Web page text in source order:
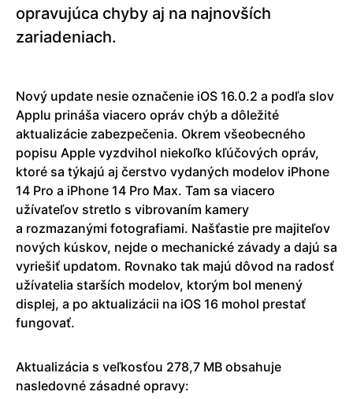
opravujúca chyby aj na najnovších
zariadeniach.
Nový update nesie označenie iOS 16.0.2 a podľa slov
Applu prináša viacero opráv chýb a dôležité
aktualizácie zabezpečenia. Okrem všeobecného
popisu Apple vyzdvihol niekoľko kľúčových opráv,
ktoré sa týkajú aj čerstvo vydaných modelov iPhone
14 Pro a iPhone 14 Pro Max. Tam sa viacero
užívateľov stretlo s vibrovaním kamery
a rozmazanými fotografiami. Našťastie pre majiteľov
nových kúskov, nejde o mechanické závady a dajú sa
vyriešiť updatom. Rovnako tak majú dôvod na radosť
užívatelia starších modelov, ktorým bol menený
displej, a po aktualizácii na iOS 16 mohol prestať
fungovať.
Aktualizácia s veľkosťou 278,7 MB obsahuje
nasledovné zásadné opravy: